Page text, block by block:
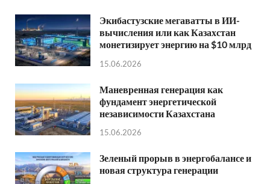
Экибастузские мегаватты в ИИ-
вычисления или как Казахстан
монетизирует энергию на $10 млрд
15.06.2026
Маневренная генерация как
фундамент энергетической
независимости Казахстана
15.06.2026
Зеленый прорыв в энергобалансе и
новая структура генерации